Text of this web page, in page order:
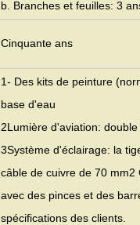
b. Branches et feuilles: 3
Cinquante ans
1- Des kits de peinture
base d'eau
2Lumière d'aviation:
3Système d'éclairage: la
câble de cuivre de 70
avec des pinces et des
spécifications des clients.